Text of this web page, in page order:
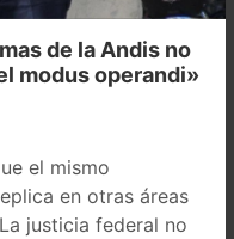
de la Andis no
modus operandi»
el mismo
en otras áreas
justicia federal no